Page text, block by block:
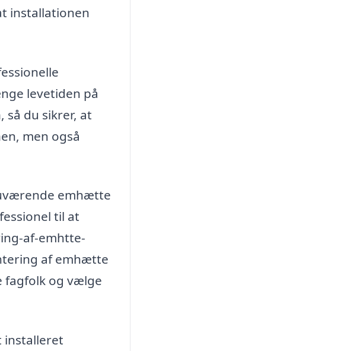
installationen
levetiden på
du sikrer, at
men også
emhætte
til at
af-emhtte-
af emhætte
fagfolk og vælge
installeret